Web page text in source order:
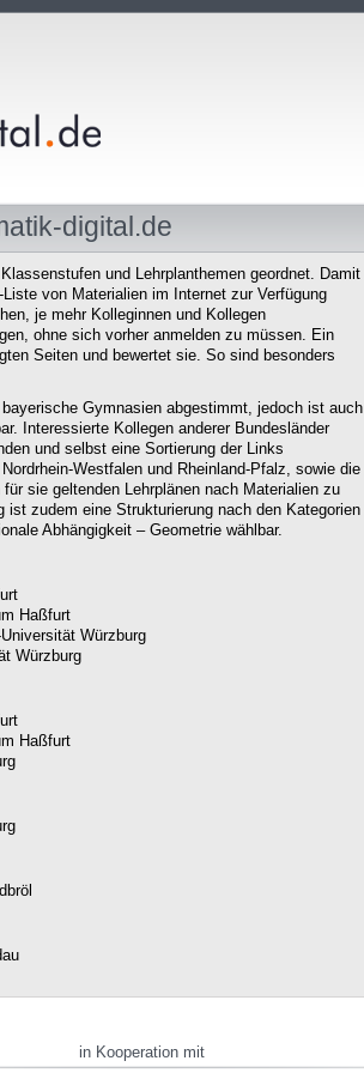
digital.de
und Lehrplanthemen geordnet. Damit
von Materialien im Internet zur Verfügung
je mehr Kolleginnen und Kollegen
ohne sich vorher anmelden zu müssen. Ein
Seiten und bewertet sie. So sind besonders
Gymnasien abgestimmt, jedoch ist auch
Interessierte Kollegen anderer Bundesländer
und selbst eine Sortierung der Links
Westfalen und Rheinland-Pfalz, sowie die
sie geltenden Lehrplänen nach Materialien zu
zudem eine Strukturierung nach den Kategorien
Abhängigkeit – Geometrie wählbar.
Haßfurt
Würzburg
Würzburg
Haßfurt
in Kooperation mit